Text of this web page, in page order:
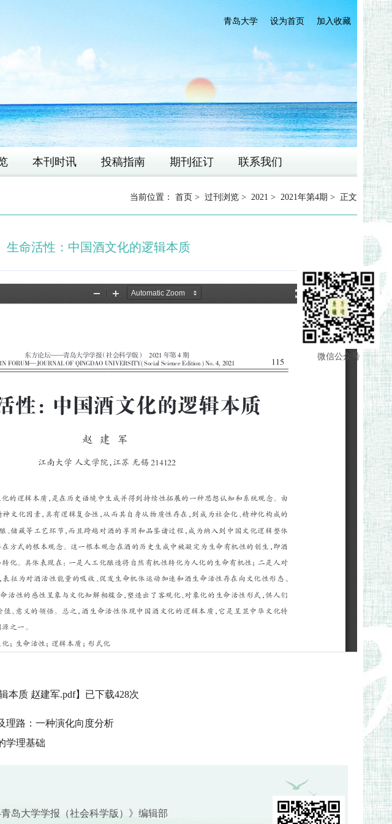
加入收藏
设为首页
青岛大学
本刊时讯 投稿指南 期刊征订 联系我们
微信公众号
当前位置： 首页 > 过刊浏览 > 2021 > 2021年第4期 > 正文
生命活性：中国酒文化的逻辑本质
本质 赵建军.pdf】已下载428次
理路：一种演化向度分析
学理基础
岛大学学报（社会科学版）》编辑部